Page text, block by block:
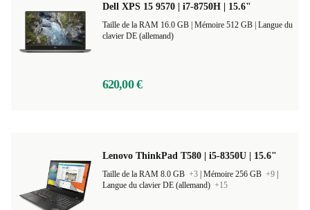
Dell XPS 15 9570 | i7-8750H | 15.6"
Langue du
clavier DE (allemand)
620,00 €
Lenovo ThinkPad T580 | i5-8350U | 15.6"
Taille de la RAM 8.0 GB +3 Mémoire 256 GB +9
Langue du clavier DE (allemand) +15